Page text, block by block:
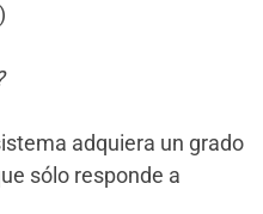
adquiera un grado
sólo responde a